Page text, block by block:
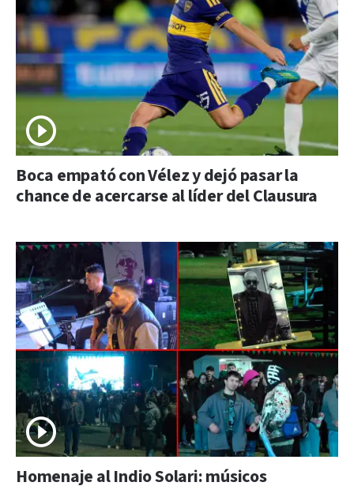
Boca empató con Vélez y dejó pasar la
chance de acercarse al líder del Clausura
Homenaje al Indio Solari: músicos